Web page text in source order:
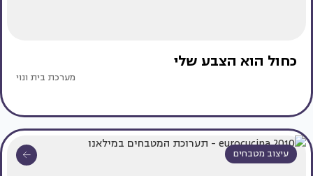
כחול הוא הצבע שלי
מערכת בית ונוי
עיצוב מטבחים